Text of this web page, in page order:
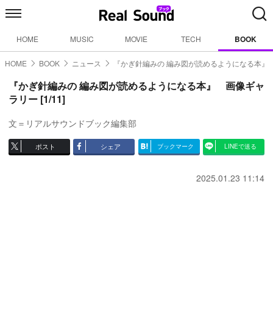
HOME MUSIC MOVIE TECH BOOK
HOME BOOK ニュース 『かぎ針編みの 編み図が読めるようになる本』
『かぎ針編みの 編み図が読めるようになる本』 画像ギャ
ラリー [1/11]
文＝リアルサウンドブック編集部
ポスト シェア ブックマーク LINEで送る
2025.01.23 11:14